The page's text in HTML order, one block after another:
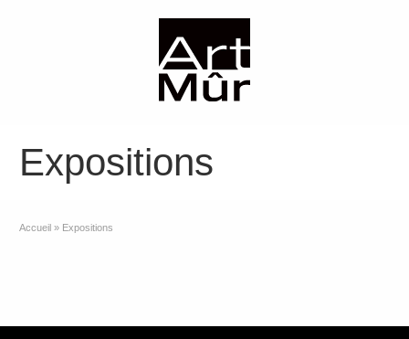
Expositions
Accueil » Expositions